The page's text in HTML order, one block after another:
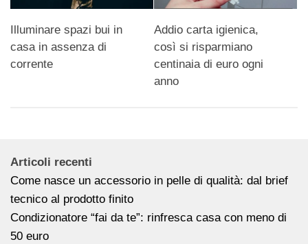
Illuminare spazi bui in
casa in assenza di
corrente
Addio carta igienica,
così si risparmiano
centinaia di euro ogni
anno
Articoli recenti
Come nasce un accessorio in pelle di qualità: dal brief
tecnico al prodotto finito
Condizionatore “fai da te”: rinfresca casa con meno di
50 euro